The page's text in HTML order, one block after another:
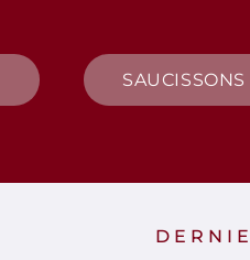
SAUCISSONS